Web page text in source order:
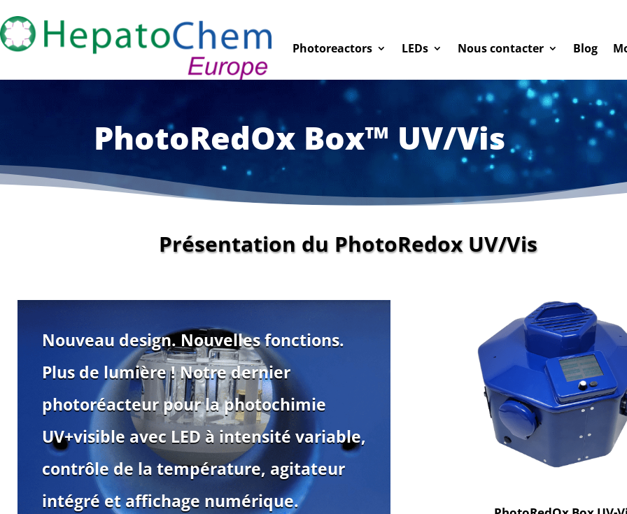
Photoreactors LEDs Nous contacter Blog
PhotoRedOx Box™ UV/Vis
Présentation du PhotoRedox UV/Vis
Nouveau design. Nouvelles fonctions.
Plus de lumière ! Notre dernier
photoréacteur pour laphotochimie
UV+visible avec LED à intensité variable,
contrôle de la température, agitateur
intégré et affichage numérique.